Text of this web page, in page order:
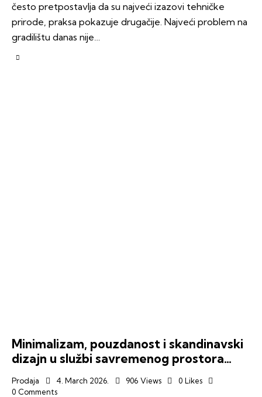
često pretpostavlja da su najveći izazovi tehničke
prirode, praksa pokazuje drugačije. Najveći problem na
gradilištu danas nije…
Minimalizam, pouzdanost i skandinavski
dizajn u službi savremenog prostora…
Prodaja 4. March 2026. 906 Views 0 Likes
0 Comments